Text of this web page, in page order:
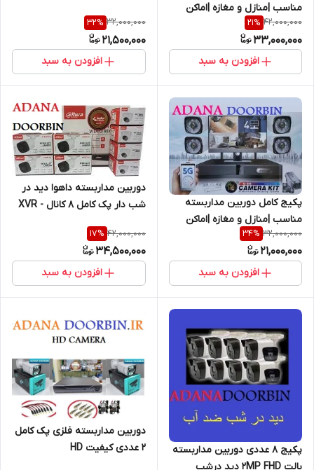
مناسب |منازل و مغازه |اماکن
8عددی تشخیص چهره دوربین
3MP/هارد ذخیره/50متر کابل
رایگان
42,000,000
21%
33,000,000
افزودن به سبد
ذخیره/کابل رایگان
32,000,000
32%
21,500,000
افزودن به سبد
پکیج کامل دوربین مداربسته
مناسب |منازل و مغازه |اماکن
4عددی تشخیص چهره دوربین
32,000,000
34%
21,000,000
افزودن به سبد
دوربین مداربسته داهوا دید در
شب دار پک کامل 8 کانال - XVR
ذخیره و کابل رایگان<<
42,000,000
17%
34,500,000
افزودن به سبد
پکیج 8 عددی دوربین مداربسته
بالت 2MP FHD دید درشب
دوربین مداربسته فلزی پک کامل
2 عددی کیفیت HD